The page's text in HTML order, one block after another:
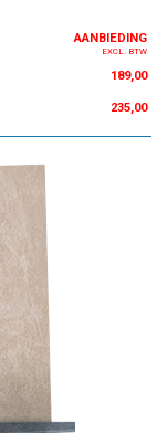
AANBIEDING
EXCL. BTW
189,00
235,00